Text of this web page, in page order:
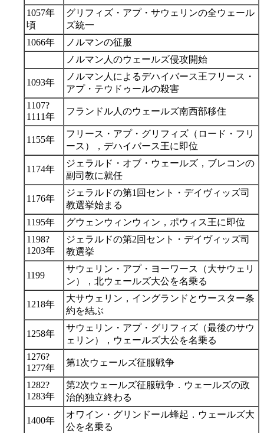
1057年
頃
グリフィズ・アプ・サウェリンの全ウェール
ズ統一
1066年
ノルマンの征服
ノルマン人のウェールズ侵攻開始
1093年
ノルマン人によるデハイバース王フリース・
アプ・テウドゥールの殺害
1107?
1111年
フランドル人のウェールズ南西部移住
1155年
フリース・アプ・グリフィズ（ロード・フリ
ース），デハイバース王に即位
1174年
ジェラルド・オブ・ウェールズ，ブレコンの
副司教に就任
1176年
ジェラルドの第1回セント・デイヴィッズ司
教選挙始まる
1195年
グウェンウィンウィン，ポウィス王に即位
1198?
1203年
ジェラルドの第2回セント・デイヴィッズ司
教選挙
1199
サウェリン・アプ・ヨーワース（大サウェリ
ン），北ウェールズ大公を名乗る
1218年
大サウェリン，イングランドとウースター条
約を結ぶ
1258年
サウェリン・アプ・グリフィズ（最後のサウ
ェリン），ウェールズ大公を名乗る
1276?
1277年
第1次ウェールズ征服戦争
1282?
1283年
第2次ウェールズ征服戦争．ウェールズの政
治的独立終わる
1400年
オワイン・グリンドール蜂起．ウェールズ大
公を名乗る